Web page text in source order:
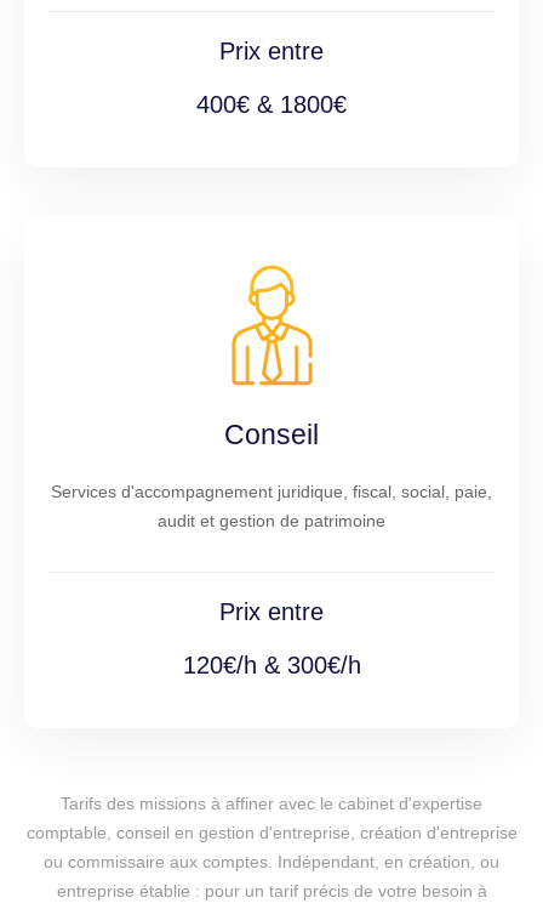
Prix entre
400€ & 1800€
Conseil
Services d'accompagnement juridique, fiscal, social, paie,
audit et gestion de patrimoine
Prix entre
120€/h & 300€/h
Tarifs des missions à affiner avec le cabinet d'expertise
comptable, conseil en gestion d'entreprise, création d'entreprise
ou commissaire aux comptes. Indépendant, en création, ou
entreprise établie : pour un tarif précis de votre besoin à